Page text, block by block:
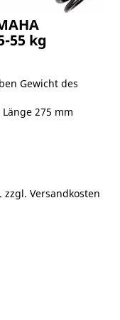
55 kg
Gewicht des
275 mm
zzgl. Versandkosten